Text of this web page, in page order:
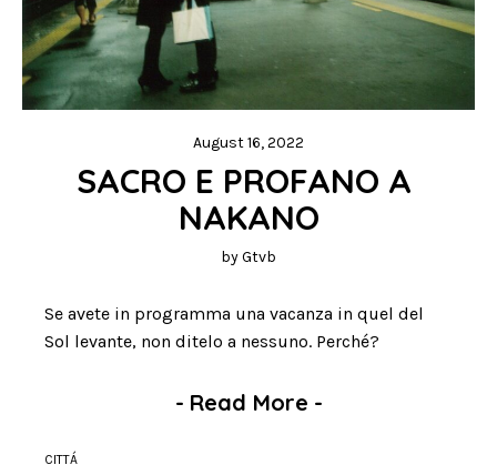
August 16, 2022
SACRO E PROFANO A
NAKANO
byGtvb
Se avete in programma una vacanza in quel del
Sol levante, non ditelo a nessuno. Perché?
- Read More -
CITTÁ